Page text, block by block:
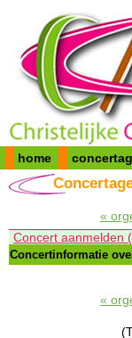
home
«
Concert aanmelden
Concertinformatie
«